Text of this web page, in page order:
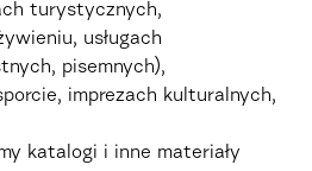
turystycznych,
usługach
pisemnych),
imprezach kulturalnych,
katalogi i inne materiały